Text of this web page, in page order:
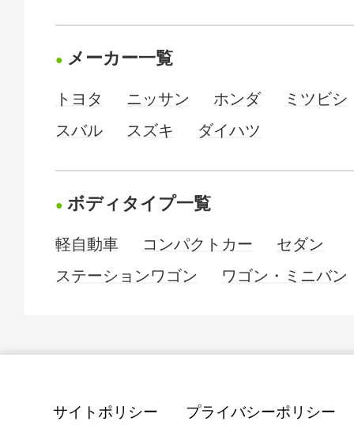
メーカー一覧
トヨタ ニッサン ホンダ
ミツビシ
スバル
スズキ ダイハツ
ボディタイプ一覧
軽自動車 コンパクトカー
セダン
ステーションワゴン
ワゴン・ミニバン
サイトポリシー プライバシーポリシー